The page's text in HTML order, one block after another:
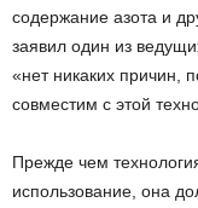
содержание азота и
заявил один из
«нет никаких причин,
совместим с этой
Прежде чем
использование, она